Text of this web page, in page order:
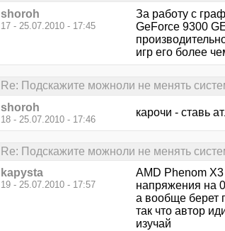
shoroh
17 - 25.07.2010 - 17:45
За работу с
GeForce 9300
игр его более
Re: Подскажите можноли не менять
shoroh
18 - 25.07.2010 - 17:46
карочи - ставь
Re: Подскажите можноли не менять
kapysta
19 - 25.07.2010 - 17:57
AMD Phenom
напряжения на
а вообще берет
так что автор
изучай